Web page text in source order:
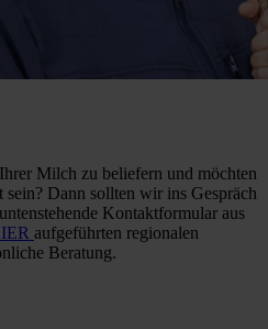
Milch zu beliefern und möchten
sein? Dann sollten wir ins Gespräch
Kontaktformular aus
aufgeführten regionalen
Beratung.